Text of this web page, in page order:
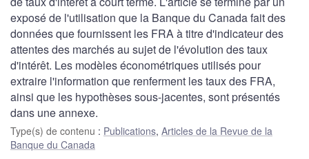
exposé de l'utilisation que la Banque du Canada fait des
données que fournissent les FRA à titre d'indicateur des
attentes des marchés au sujet de l'évolution des taux
d'intérêt. Les modèles économétriques utilisés pour
extraire l'information que renferment les taux des FRA,
ainsi que les hypothèses sous-jacentes, sont présentés
dans une annexe.
Type(s) de contenu : Publications, Articles de la Revue de la
Banque du Canada